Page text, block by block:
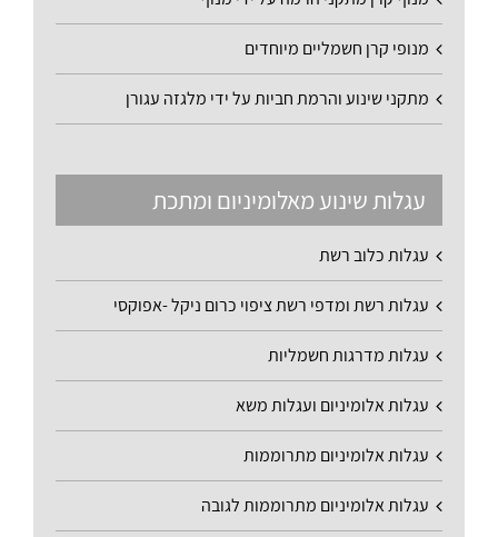
מנופי קרן חשמליים מיוחדים
מתקני שינוע והרמת חביות על ידי מלגזה עגורן
עגלות שינוע מאלומיניום ומתכת
עגלות כלוב רשת
עגלות רשת ומדפי רשת ציפוי כרום ניקל -אפוקסי
עגלות מדרגות חשמליות
עגלות אלומיניום ועגלות משא
עגלות אלומיניום מתרוממות
עגלות אלומיניום מתרוממות לגובה